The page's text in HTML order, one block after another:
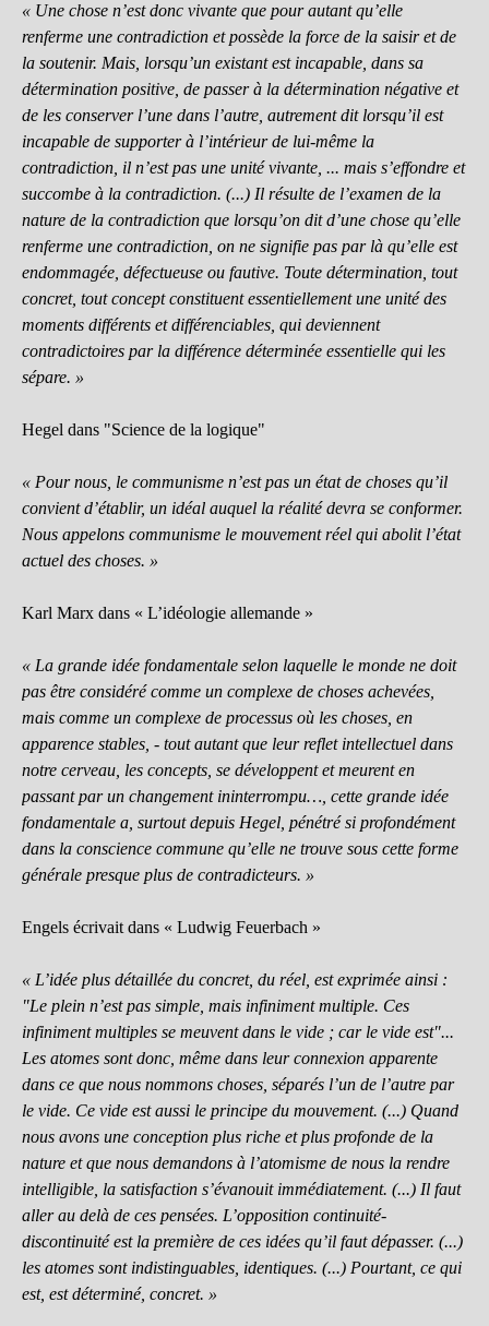
« Une chose n’est donc vivante que pour autant qu’elle
renferme une contradiction et possède la force de la saisir et de
la soutenir. Mais, lorsqu’un existant est incapable, dans sa
détermination positive, de passer à la détermination négative et
de les conserver l’une dans l’autre, autrement dit lorsqu’il est
incapable de supporter à l’intérieur de lui-même la
contradiction, il n’est pas une unité vivante, ... mais s’effondre et
succombe à la contradiction. (...) Il résulte de l’examen de la
nature de la contradiction que lorsqu’on dit d’une chose qu’elle
renferme une contradiction, on ne signifie pas par là qu’elle est
endommagée, défectueuse ou fautive. Toute détermination, tout
concret, tout concept constituent essentiellement une unité des
moments différents et différenciables, qui deviennent
contradictoires par la différence déterminée essentielle qui les
sépare. »
Hegel dans "Science de la logique"
« Pour nous, le communisme n’est pas un état de choses qu’il
convient d’établir, un idéal auquel la réalité devra se conformer.
Nous appelons communisme le mouvement réel qui abolit l’état
actuel des choses. »
Karl Marx dans « L’idéologie allemande »
« La grande idée fondamentale selon laquelle le monde ne doit
pas être considéré comme un complexe de choses achevées,
mais comme un complexe de processus où les choses, en
apparence stables, - tout autant que leur reflet intellectuel dans
notre cerveau, les concepts, se développent et meurent en
passant par un changement ininterrompu…, cette grande idée
fondamentale a, surtout depuis Hegel, pénétré si profondément
dans la conscience commune qu’elle ne trouve sous cette forme
générale presque plus de contradicteurs. »
Engels écrivait dans « Ludwig Feuerbach »
« L’idée plus détaillée du concret, du réel, est exprimée ainsi :
"Le plein n’est pas simple, mais infiniment multiple. Ces
infiniment multiples se meuvent dans le vide ; car le vide est"...
Les atomes sont donc, même dans leur connexion apparente
dans ce que nous nommons choses, séparés l’un de l’autre par
le vide. Ce vide est aussi le principe du mouvement. (...) Quand
nous avons une conception plus riche et plus profonde de la
nature et que nous demandons à l’atomisme de nous la rendre
intelligible, la satisfaction s’évanouit immédiatement. (...) Il faut
aller au delà de ces pensées. L’opposition continuité-
discontinuité est la première de ces idées qu’il faut dépasser. (...)
les atomes sont indistinguables, identiques. (...) Pourtant, ce qui
est, est déterminé, concret. »